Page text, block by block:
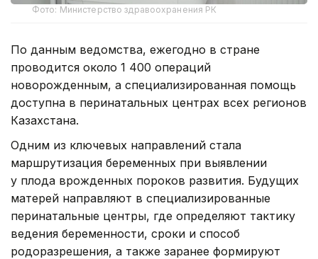
Фото: Министерство здравоохранения РК
По данным ведомства, ежегодно в стране
проводится около 1 400 операций
новорожденным, а специализированная помощь
доступна в перинатальных центрах всех регионов
Казахстана.
Одним из ключевых направлений стала
маршрутизация беременных при выявлении
у плода врожденных пороков развития. Будущих
матерей направляют в специализированные
перинатальные центры, где определяют тактику
ведения беременности, сроки и способ
родоразрешения, а также заранее формируют